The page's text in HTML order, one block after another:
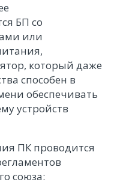
БП со
или
который даже
способен в
обеспечивать
устройств
ПК проводится
союза: